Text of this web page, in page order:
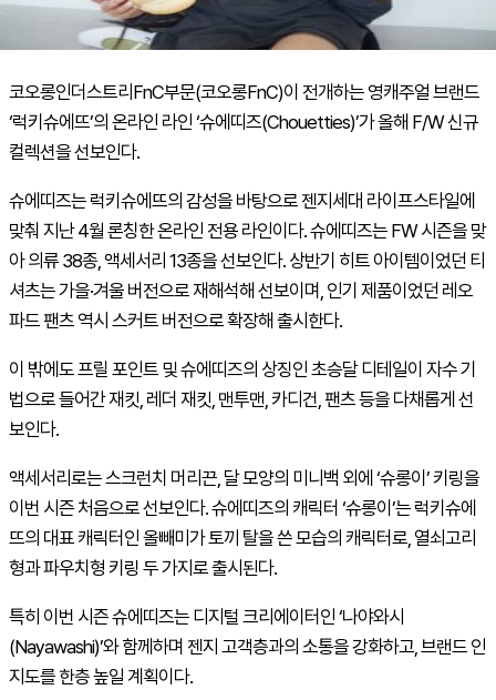
코오롱인더스트리 FnC부문(코오롱FnC)이 전개하는 영캐주얼 브랜드
‘럭키슈에뜨’의 온라인 라인 ‘슈에띠즈(Chouetties)’가 올해 F/W신규
컬렉션을 선보인다.
슈에띠즈는 럭키슈에뜨의 감성을 바탕으로 젠지세대 라이프스타일에
맞춰 지난 4월 론칭한 온라인 전용 라인이다. 슈에띠즈는 FW시즌을 맞
아 의류 38종, 액세서리 13종을 선보인다. 상반기 히트 아이템이었던 티
셔츠는 가을·겨울 버전으로 재해석해 선보이며, 인기 제품이었던 레오
파드 팬츠 역시 스커트 버전으로 확장해 출시한다.
이 밖에도 프릴 포인트 및 슈에띠즈의 상징인 초승달 디테일이 자수 기
법으로 들어간 재킷, 레더 재킷, 맨투맨, 카디건, 팬츠 등을 다채롭게 선
보인다.
액세서리로는 스크런치 머리끈, 달 모양의 미니백 외에 ‘슈롱이’ 키링을
이번 시즌 처음으로 선보인다. 슈에띠즈의 캐릭터 ‘슈롱이’는 럭키슈에
뜨의 대표 캐릭터인 올빼미가 토끼 탈을 쓴 모습의 캐릭터로, 열쇠고리
형과 파우치형 키링 두 가지로 출시된다.
특히 이번 시즌 슈에띠즈는 디지털 크리에이터인 ‘나야와시
(Nayawashi)’와 함께하며 젠지 고객층과의 소통을 강화하고, 브랜드 인
지도를 한층 높일 계획이다.